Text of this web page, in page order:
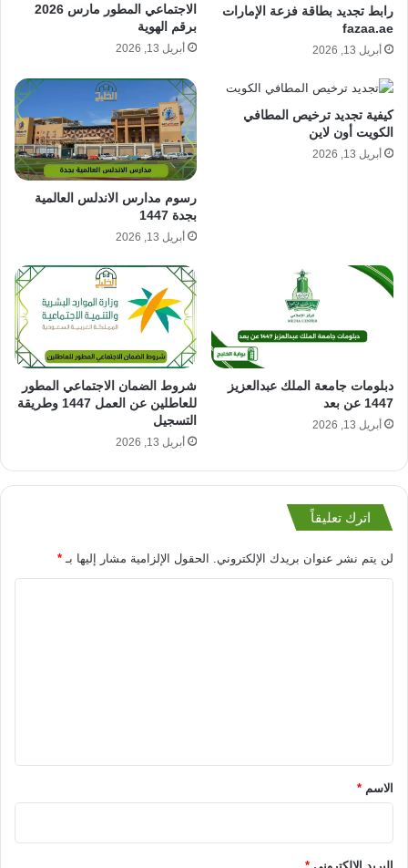
رابط تجديد بطاقة فزعة الإمارات
fazaa.ae
أبريل 13, 2026
الاجتماعي المطور مارس 2026
برقم الهوية
أبريل 13, 2026
كيفية تجديد ترخيص المطافي
الكويت أون لاين
أبريل 13, 2026
رسوم مدارس الاندلس العالمية
بجدة 1447
أبريل 13, 2026
دبلومات جامعة الملك عبدالعزيز
1447 عن بعد
أبريل 13, 2026
شروط الضمان الاجتماعي المطور
للعاطلين عن العمل 1447 وطريقة
التسجيل
أبريل 13, 2026
اترك تعليقاً
لن يتم نشر عنوان بريدك الإلكتروني. الحقول الإلزامية مشار إليها بـ *
*الاسم *